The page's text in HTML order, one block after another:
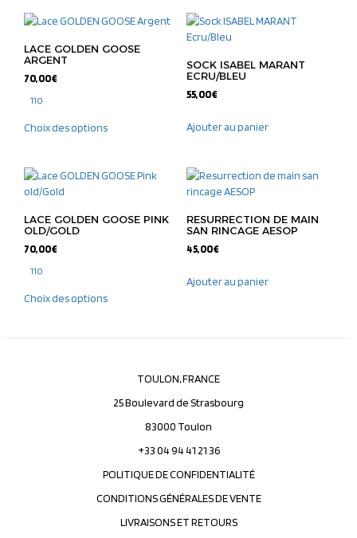
LACE GOLDEN GOOSE
ARGENT
70,00€
110
Choix des options
SOCK ISABEL MARANT
ECRU/BLEU
55,00€
Ajouter au panier
LACE GOLDEN GOOSE PINK
OLD/GOLD
70,00€
110
Choix des options
RESURRECTION DE MAIN
SAN RINCAGE AESOP
45,00€
Ajouter au panier
TOULON, FRANCE
25 Boulevard de Strasbourg
83000 Toulon
+33 04 94 41 21 36
POLITIQUE DE CONFIDENTIALITÉ
CONDITIONS GÉNÉRALES DE VENTE
LIVRAISONS ET RETOURS